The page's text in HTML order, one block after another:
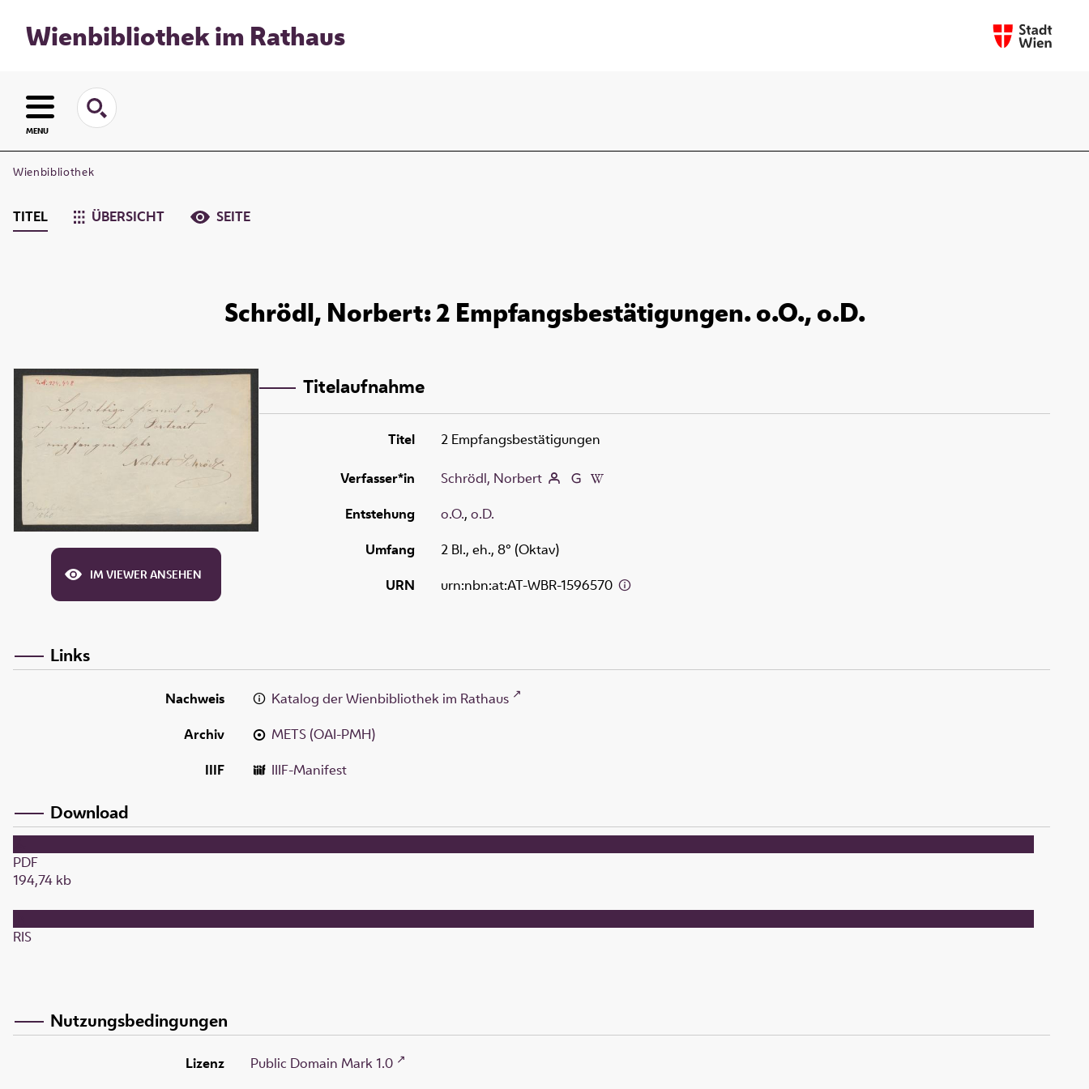
Wienbibliothek im Rathaus
MENU
Wienbibliothek
TITEL ÜBERSICHT SEITE
Schrödl, Norbert: 2 Empfangsbestätigungen. o.O., o.D.
IM VIEWER ANSEHEN
Titelaufnahme
Titel 2 Empfangsbestätigungen
Verfasser*in
Schrödl, Norbert
Entstehung
o.O., o.D.
Umfang
2 Bl., eh., 8° (Oktav)
URN
urn:nbn:at:AT-WBR-1596570
Links
Nachweis
Katalog der Wienbibliothek im Rathaus
Archiv
METS (OAI-PMH)
IIIF
IIIF-Manifest
Download
PDF
194,74 kb
RIS
Nutzungsbedingungen
Lizenz Public Domain Mark 1.0